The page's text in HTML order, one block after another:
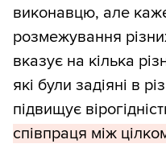
виконавцю, але
розмежування
вказує на кілька
які були задіяні в
підвищує
співпраця між